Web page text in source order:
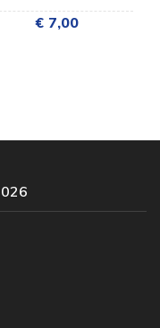
€ 7,00